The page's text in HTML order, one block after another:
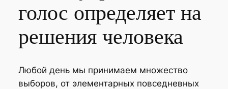
голос определяет на
решения человека
Любой день мы принимаем множество
выборов, от элементарных повседневных